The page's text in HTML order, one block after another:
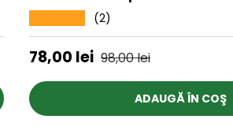
(2)
Preț de vânzare
78,00 lei Preț obișnuit
98,00 lei
ADAUGĂ ÎN COŞ